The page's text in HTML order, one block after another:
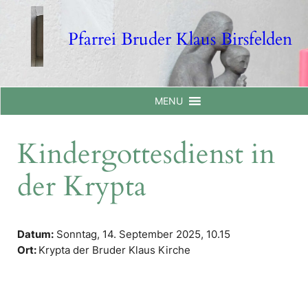
Pfarrei Bruder Klaus Birsfelden
MENU
Kindergottesdienst in
der Krypta
Datum: Sonntag, 14. September 2025, 10.15
Ort: Krypta der Bruder Klaus Kirche